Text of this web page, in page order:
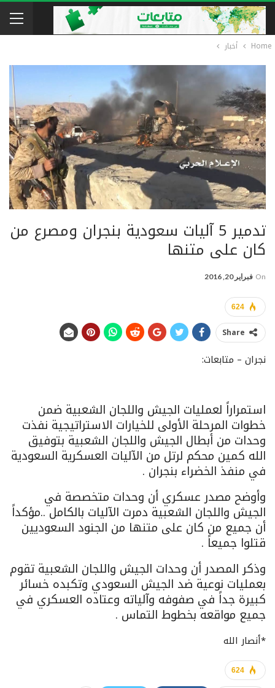
Home أخبار
تدمير 5 آليات سعودية بنجران ومصرع من
كان على متنها
On فبراير 20, 2016
624
Share
نجران – متابعات:
استمراراً لعمليات الجيش واللجان الشعبية ضمن
خطوات المرحلة الأولى للخيارات الاستراتيجية نفذت
وحدات من أبطال الجيش واللجان الشعبية بتوفيق
الله كمين محكم لرتل من الآليات العسكرية السعودية
في منفذ الخضراء بنجران .
وأوضح مصدر عسكري أن وحدات متخصصة في
الجيش واللجان الشعبية دمرت الآليات بالكامل ..مؤكداً
أن جميع من كان على متنها من الجنود السعوديين
قتلوا جميعاً .
وذكر المصدر أن وحدات الجيش واللجان الشعبية تقوم
بعمليات نوعية ضد الجيش السعودي وتكبده خسائر
كبيرة جداً في صفوفه وآلياته وعتاده العسكري في
جميع مواقعه بخطوط التماس .
*أنصار الله
624